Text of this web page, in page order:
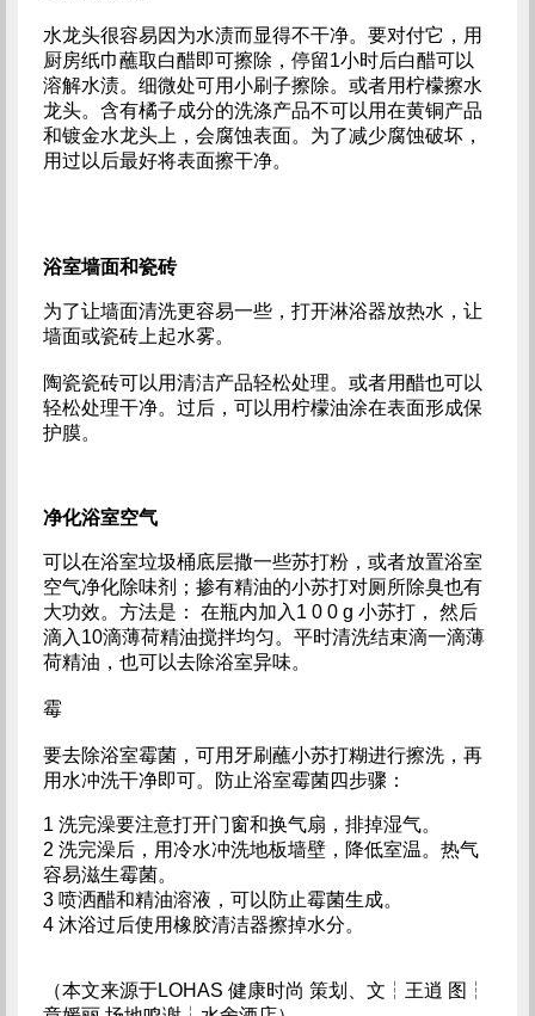
水龙头很容易因为水渍而显得不干净。要对付它，用
厨房纸巾蘸取白醋即可擦除，停留1小时后白醋可以
溶解水渍。细微处可用小刷子擦除。或者用柠檬擦水
龙头。含有橘子成分的洗涤产品不可以用在黄铜产品
和镀金水龙头上，会腐蚀表面。为了减少腐蚀破坏，
用过以后最好将表面擦干净。
浴室墙面和瓷砖
为了让墙面清洗更容易一些，打开淋浴器放热水，让
墙面或瓷砖上起水雾。
陶瓷瓷砖可以用清洁产品轻松处理。或者用醋也可以
轻松处理干净。过后，可以用柠檬油涂在表面形成保
护膜。
净化浴室空气
可以在浴室垃圾桶底层撒一些苏打粉，或者放置浴室
空气净化除味剂；掺有精油的小苏打对厕所除臭也有
大功效。方法是： 在瓶内加入1 0 0 g 小苏打， 然后
滴入10滴薄荷精油搅拌均匀。平时清洗结束滴一滴薄
荷精油，也可以去除浴室异味。
霉
要去除浴室霉菌，可用牙刷蘸小苏打糊进行擦洗，再
用水冲洗干净即可。防止浴室霉菌四步骤：
1 洗完澡要注意打开门窗和换气扇，排掉湿气。
2 洗完澡后，用冷水冲洗地板墙壁，降低室温。热气
容易滋生霉菌。
3 喷洒醋和精油溶液，可以防止霉菌生成。
4 沐浴过后使用橡胶清洁器擦掉水分。
（本文来源于LOHAS 健康时尚 策划、文┆王逍 图┆